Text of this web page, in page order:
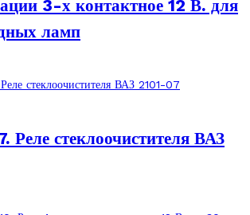
3-х контактное 12 В. для
ламп
Реле стеклоочистителя ВАЗ